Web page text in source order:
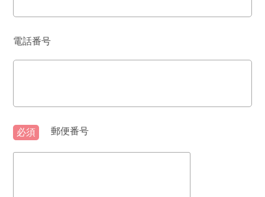
電話番号
郵便番号
必須